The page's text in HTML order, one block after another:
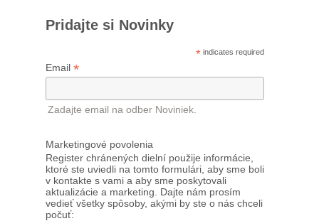
Pridajte si Novinky
* indicates required
Email *
Zadajte email na odber Noviniek.
Marketingové povolenia
Register chránených dielní použije informácie,
ktoré ste uviedli na tomto formulári, aby sme boli
v kontakte s vami a aby sme poskytovali
aktualizácie a marketing. Dajte nám prosím
vedieť všetky spôsoby, akými by ste o nás chceli
počuť: